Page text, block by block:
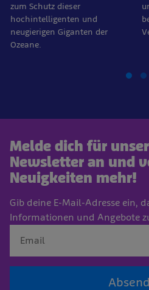
zum Schutz dieser
hochintelligenten und
neugierigen Giganten der
Ozeane.
Melde dich für
Newsletter an und
Neuigkeiten mehr!
Gib deine E-Mail-Adresse ein,
Informationen und Angebote